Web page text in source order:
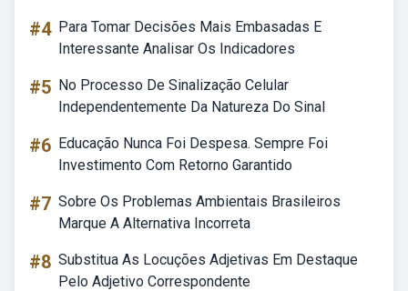
#4 Para Tomar Decisões Mais Embasadas E
Interessante Analisar Os Indicadores
#5 No Processo De Sinalização Celular
Independentemente Da Natureza Do Sinal
#6 Educação Nunca Foi Despesa. Sempre Foi
Investimento Com Retorno Garantido
#7 Sobre Os Problemas Ambientais Brasileiros
Marque A Alternativa Incorreta
#8 Substitua As Locuções Adjetivas Em Destaque
Pelo Adjetivo Correspondente